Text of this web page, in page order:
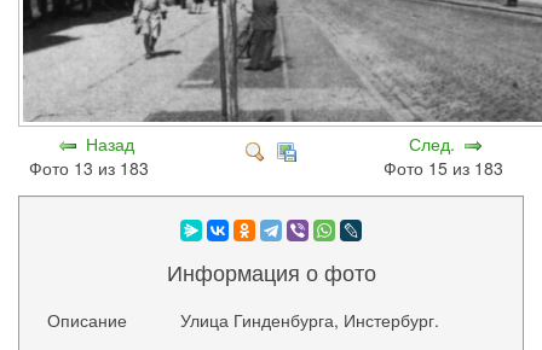
Назад
Фото 13 из 183
След.
Фото 15 из 183
Информация о фото
Описание
Улица Гинденбурга, Инстербург.